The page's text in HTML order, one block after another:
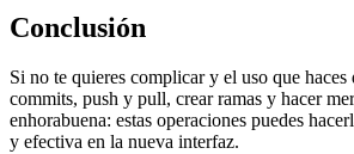
Conclusión
Si no te quieres complicar y el uso que
commits, push y pull, crear ramas y hacer
enhorabuena: estas operaciones puedes
y efectiva en la nueva interfaz.